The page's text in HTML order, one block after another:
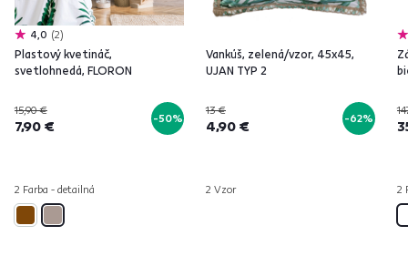
4,0 2
Plastový kvetináč,
svetlohnedá, FLORON
15,90 €
7,90 € -50%
2 Farba - detailná
Vankúš, zelená/vzor, 45x45,
UJAN TYP 2
13 €
4,90 € -62%
2 Vzor 2